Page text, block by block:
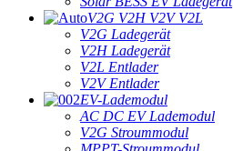
V2G V2H V2V V2L
V2G Ladegerät
V2H Ladegerät
V2L Entlader
V2V Entlader
EV-Lademodul
AC DC EV Lademodul
V2G Stroummodul